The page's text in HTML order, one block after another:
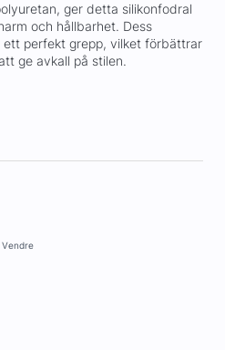
ger detta silikonfodral
och hållbarhet. Dess
ett perfekt grepp, vilket förbättrar
ge avkall på stilen.
Vendre